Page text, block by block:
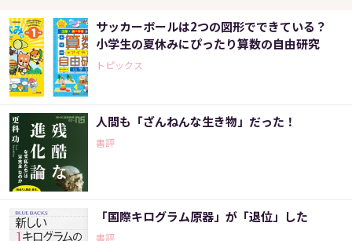
サッカーボールは2つの図形でできている？
小学生の夏休みにぴったり算数の自由研究
トピックス
人間も「ざんねんな生き物」だった！
書評
「国際キログラム原器」が「退位」した
書評